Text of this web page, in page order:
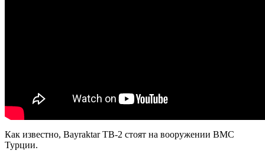
Как известно, Bayraktar TB-2 стоят на вооружении ВМС
Турции.